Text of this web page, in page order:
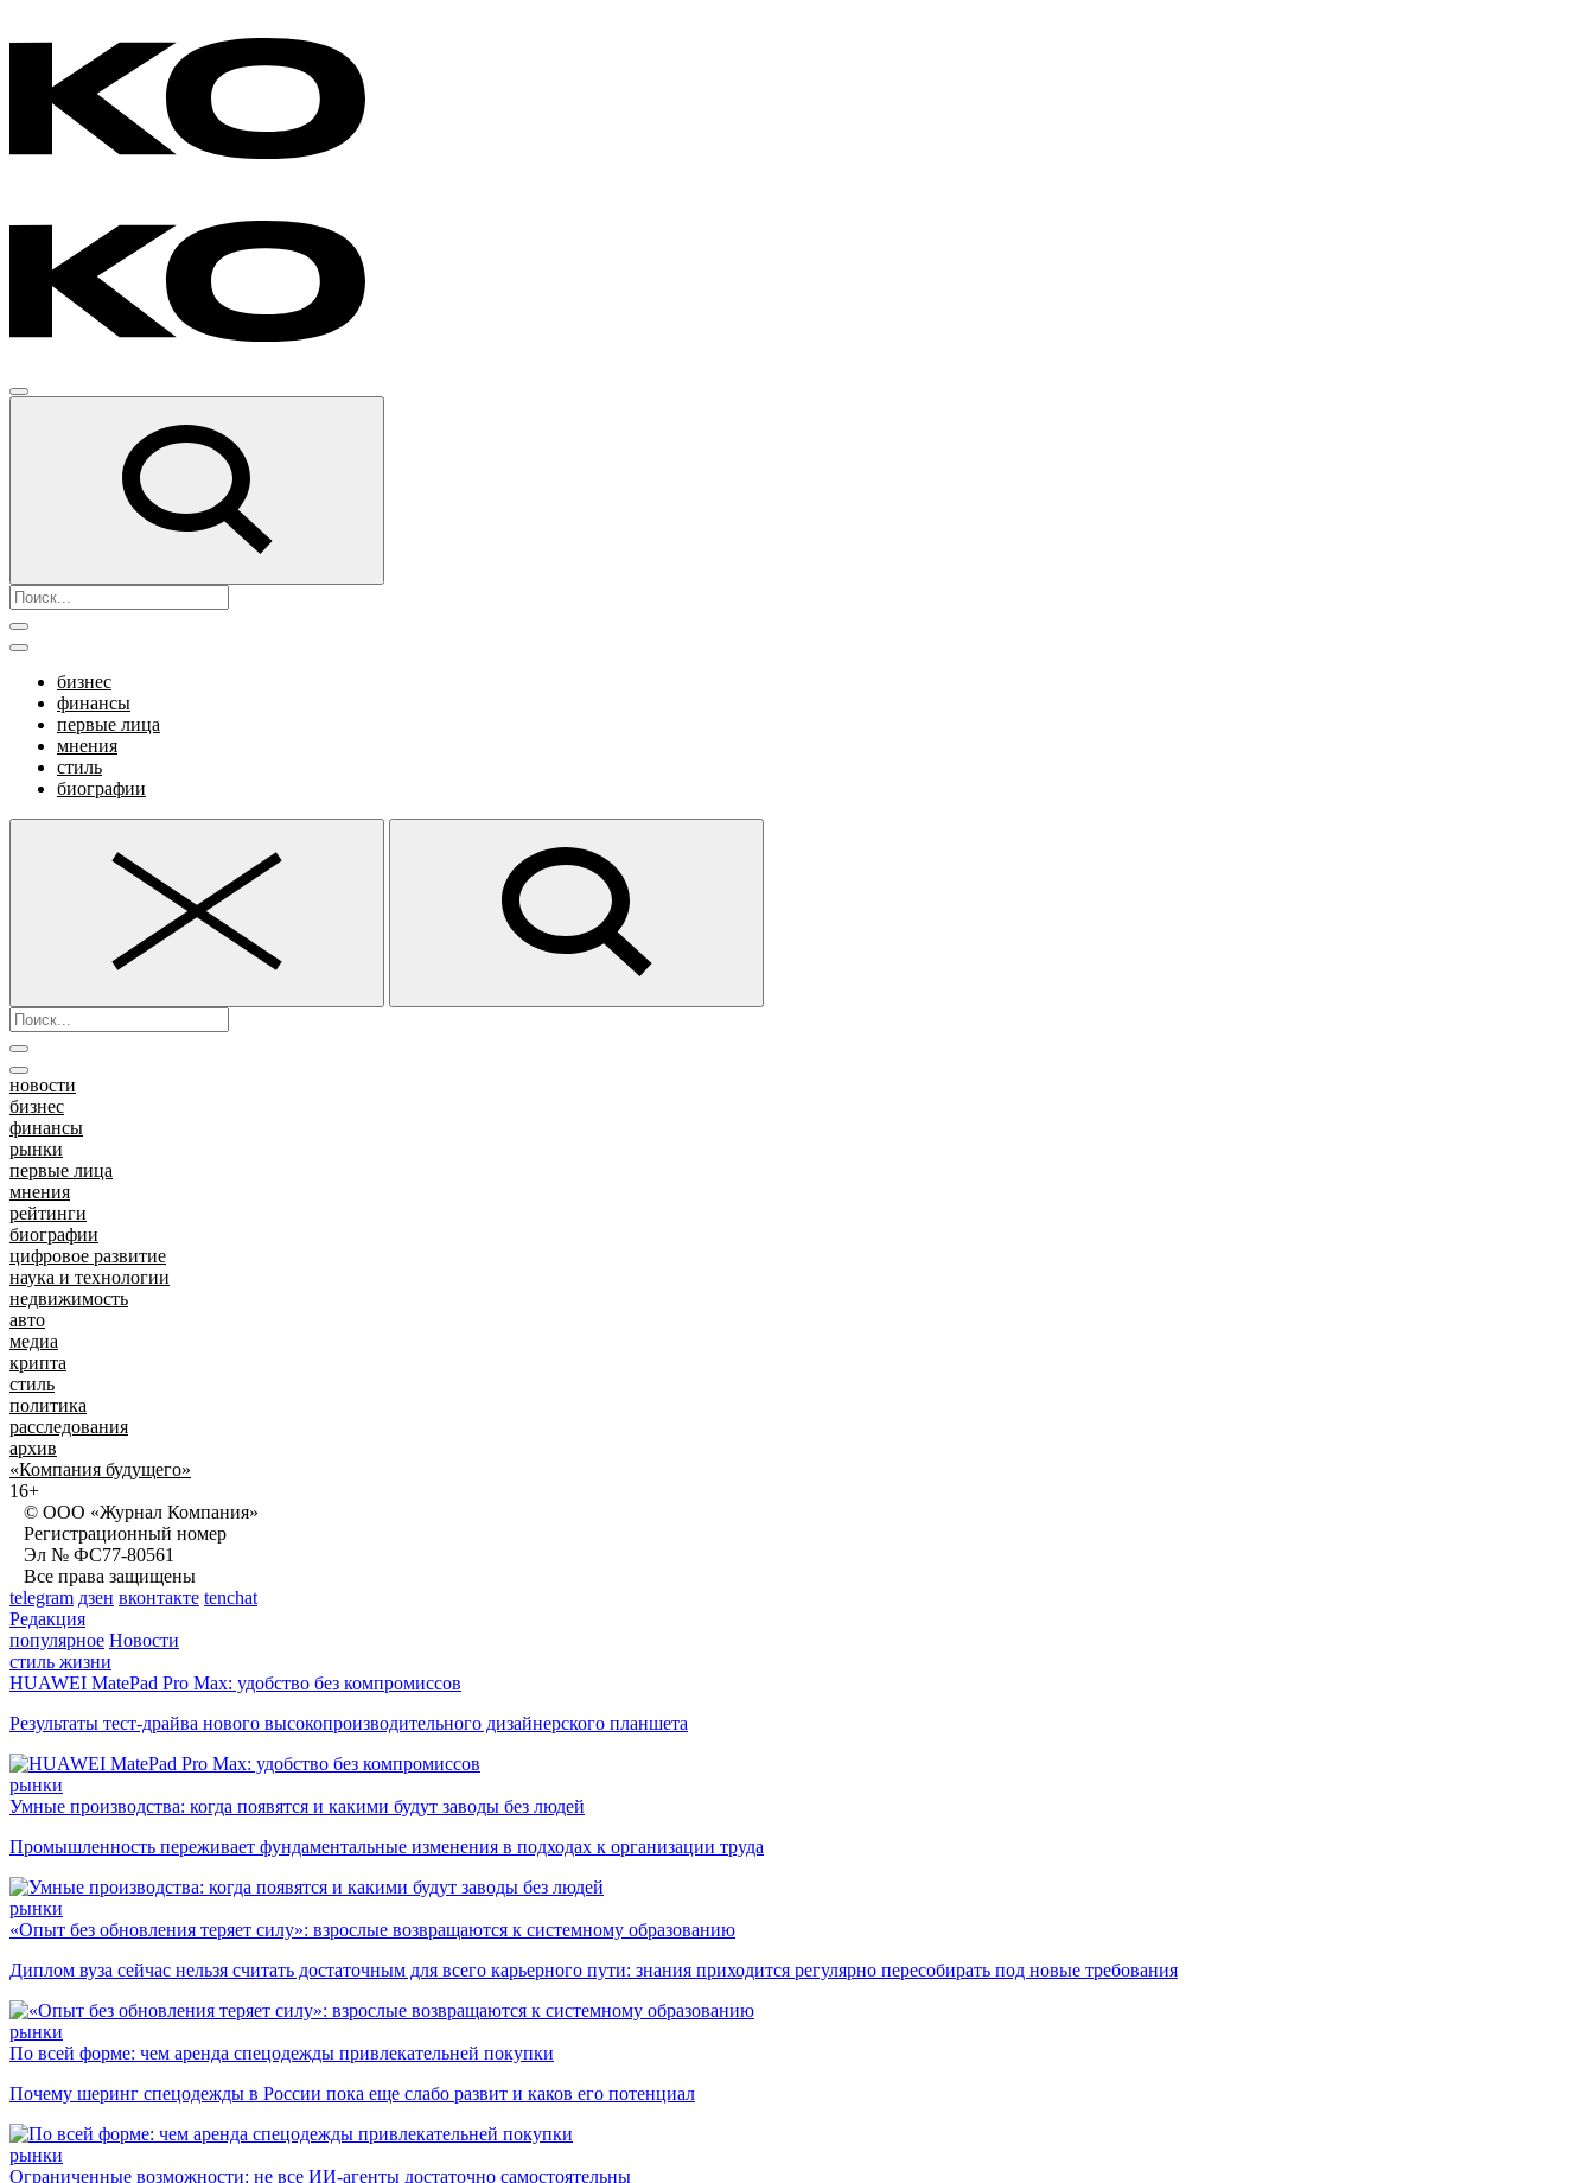
бизнес
финансы
первые лица
мнения
стиль
биографии
новости
бизнес
финансы
рынки
первые лица
мнения
рейтинги
биографии
цифровое развитие
наука и технологии
недвижимость
авто
медиа
крипта
стиль
политика
расследования
архив
«Компания будущего»
16+
© ООО «Журнал Компания»
Регистрационный номер
Эл № ФС77-80561
Все права защищены
telegram дзен вконтакте tenchat
Редакция
популярное Новости
стиль жизни
HUAWEI MatePad Pro Max: удобство без компромиссов
Результаты тест-драйва нового высокопроизводительного дизайнерского планшета
рынки
Умные производства: когда появятся и какими будут заводы без людей
Промышленность переживает фундаментальные изменения в подходах к организации труда
рынки
«Опыт без обновления теряет силу»: взрослые возвращаются к системному образованию
Диплом вуза сейчас нельзя считать достаточным для всего карьерного пути: знания приходится регулярно пересобирать под новые требования
рынки
По всей форме: чем аренда спецодежды привлекательней покупки
Почему шеринг спецодежды в России пока еще слабо развит и каков его потенциал
рынки
Ограниченные возможности: не все ИИ-агенты достаточно самостоятельны